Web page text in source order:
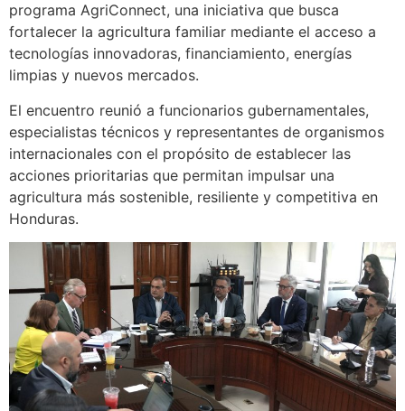
programa AgriConnect, una iniciativa que busca
fortalecer la agricultura familiar mediante el acceso a
tecnologías innovadoras, financiamiento, energías
limpias y nuevos mercados.
El encuentro reunió a funcionarios gubernamentales,
especialistas técnicos y representantes de organismos
internacionales con el propósito de establecer las
acciones prioritarias que permitan impulsar una
agricultura más sostenible, resiliente y competitiva en
Honduras.